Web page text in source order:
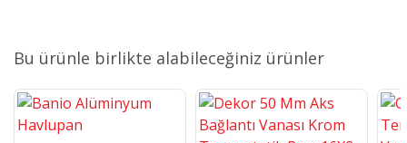
Bu ürünle birlikte alabileceğiniz ürünler